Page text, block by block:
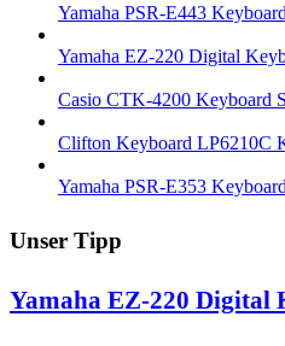
Yamaha PSR-E443
Yamaha EZ-220 Digital
Casio CTK-4200 Keyboard
Clifton Keyboard LP6210C
Yamaha PSR-E353 Keyboard
Unser Tipp
Yamaha EZ-220 Digital